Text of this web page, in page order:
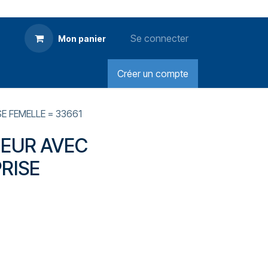
Mon panier Se connecter
Créer un compte
FEMELLE = 33661
AVEC